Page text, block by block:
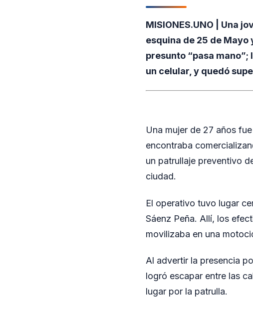
MISIONES.UNO | Una
esquina de 25 de Mayo
presunto “pasa
un celular, y quedó
Una mujer de 27 años
encontraba
un patrullaje preventivo
ciudad.
El operativo tuvo lugar
Sáenz Peña. Allí, los
movilizaba en una
Al advertir la presencia
logró escapar entre las
lugar por la patrulla.